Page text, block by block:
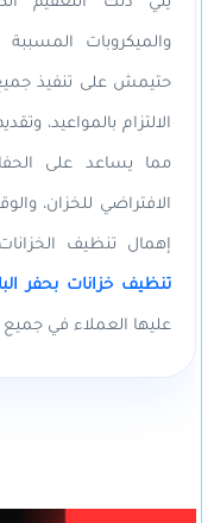
والميكروبات
حتيمش على تنفيذ
الالتزام بالمواعيد،
مما يساعد على
الافتراضي للخزان،
إهمال تنظيف
تنظيف خزانات بحفر
عليها العملاء في جميع